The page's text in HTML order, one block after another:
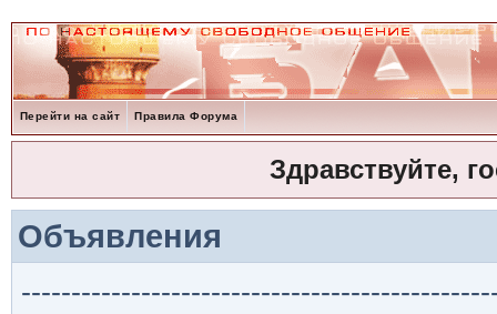
Перейти на сайт Правила Форума
Здравствуйте,
Объявления